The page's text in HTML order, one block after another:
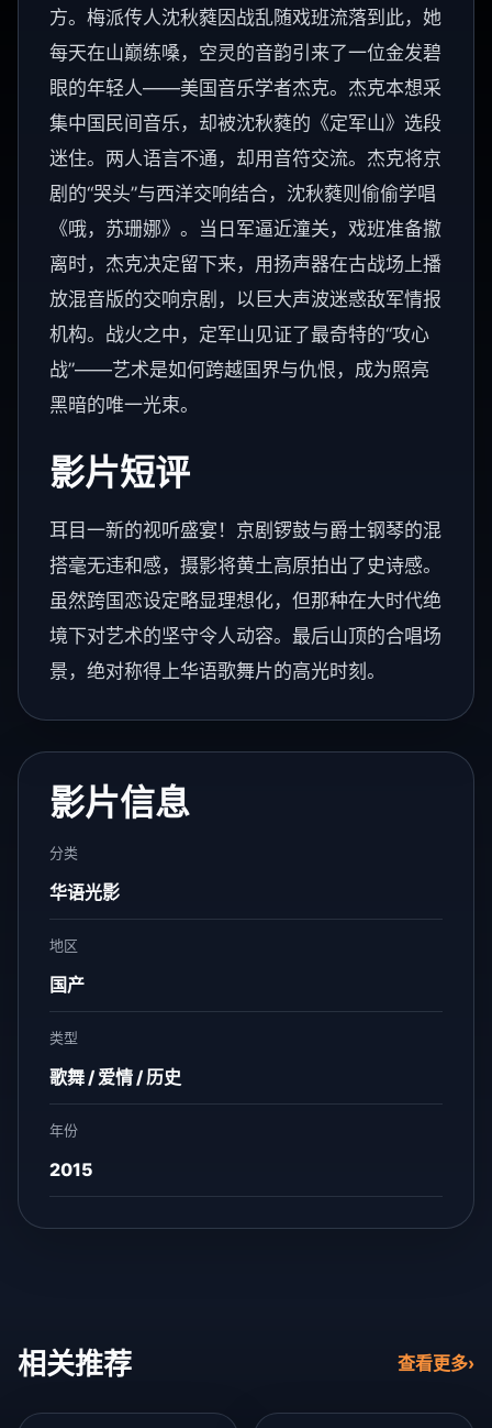
方。梅派传人沈秋蕤因战乱随戏班流落到此，她
每天在山巅练嗓，空灵的音韵引来了一位金发碧
眼的年轻人——美国音乐学者杰克。杰克本想采
集中国民间音乐，却被沈秋蕤的《定军山》选段
迷住。两人语言不通，却用音符交流。杰克将京
剧的“哭头”与西洋交响结合，沈秋蕤则偷偷学唱
《哦，苏珊娜》。当日军逼近潼关，戏班准备撤
离时，杰克决定留下来，用扬声器在古战场上播
放混音版的交响京剧，以巨大声波迷惑敌军情报
机构。战火之中，定军山见证了最奇特的“攻心
战”——艺术是如何跨越国界与仇恨，成为照亮
黑暗的唯一光束。
影片短评
耳目一新的视听盛宴！京剧锣鼓与爵士钢琴的混
搭毫无违和感，摄影将黄土高原拍出了史诗感。
虽然跨国恋设定略显理想化，但那种在大时代绝
境下对艺术的坚守令人动容。最后山顶的合唱场
景，绝对称得上华语歌舞片的高光时刻。
影片信息
分类
华语光影
地区
国产
类型
歌舞 / 爱情 / 历史
年份
2015
相关推荐 查看更多›